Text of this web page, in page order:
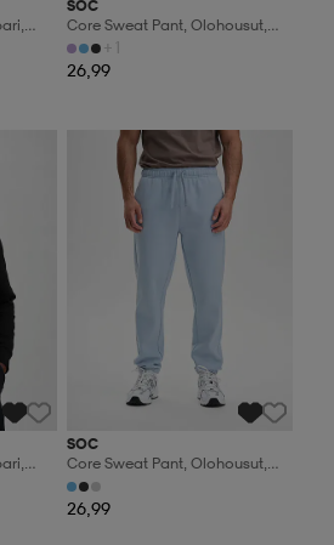
SOC
Core Sweat Pant, Olohousut,
Naisten
+1
26,99
Valitse 2, maksa 44,99€
SOC
Core Sweat Pant, Olohousut,
Miesten
26,99